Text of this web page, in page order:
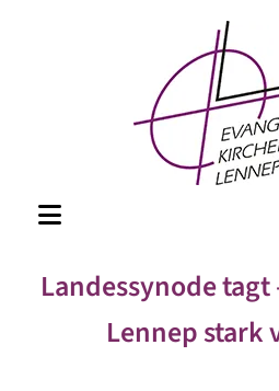
Landessynode
Lennep stark